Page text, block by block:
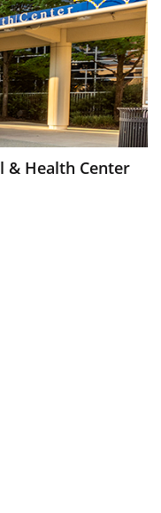
& Health Center